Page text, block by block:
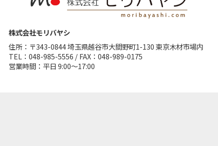
株式会社モリバヤシ
住所：〒343-0844 埼⽟県越⾕市⼤間野町1-130 東京⽊材市場内
TEL：048-985-5556 / FAX：048-989-0175
営業時間：平日 9:00～17:00